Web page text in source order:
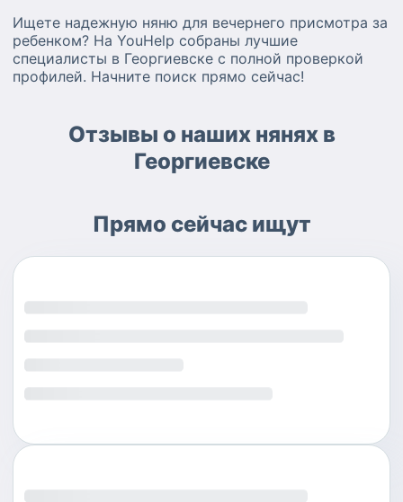
Ищете надежную няню для вечернего присмотра за
ребенком? На YouHelp собраны лучшие
специалисты в Георгиевске с полной проверкой
профилей. Начните поиск прямо сейчас!
Отзывы о наших нянях в
Георгиевске
Прямо сейчас ищут